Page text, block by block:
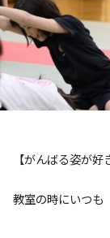
【がんばる姿が好
教室の時にいつも